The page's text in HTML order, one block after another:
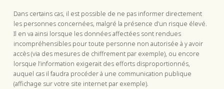
Dans certains cas, il est possible de ne pas informer directement
les personnes concernées, malgré la présence d’un risque élevé.
Il en va ainsi lorsque les données affectées sont rendues
incompréhensibles pour toute personne non autorisée à y avoir
accès (via des mesures de chiffrement par exemple), ou encore
lorsque l’information exigerait des efforts disproportionnés,
auquel cas il faudra procéder à une communication publique
(affichage sur votre site internet par exemple).